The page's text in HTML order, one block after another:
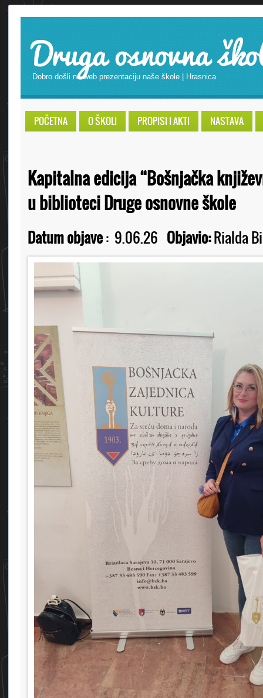
Druga osnovna
Dobro došli na web prezentaciju naše škole | Hrasnica
POČETNA O ŠKOLI PROPISI I AKTI NASTAVA
Kapitalna edicija “Bošnjačka
u biblioteci Druge osnovne škole
Datum objave: 9.06.26 Objavio:Rialda